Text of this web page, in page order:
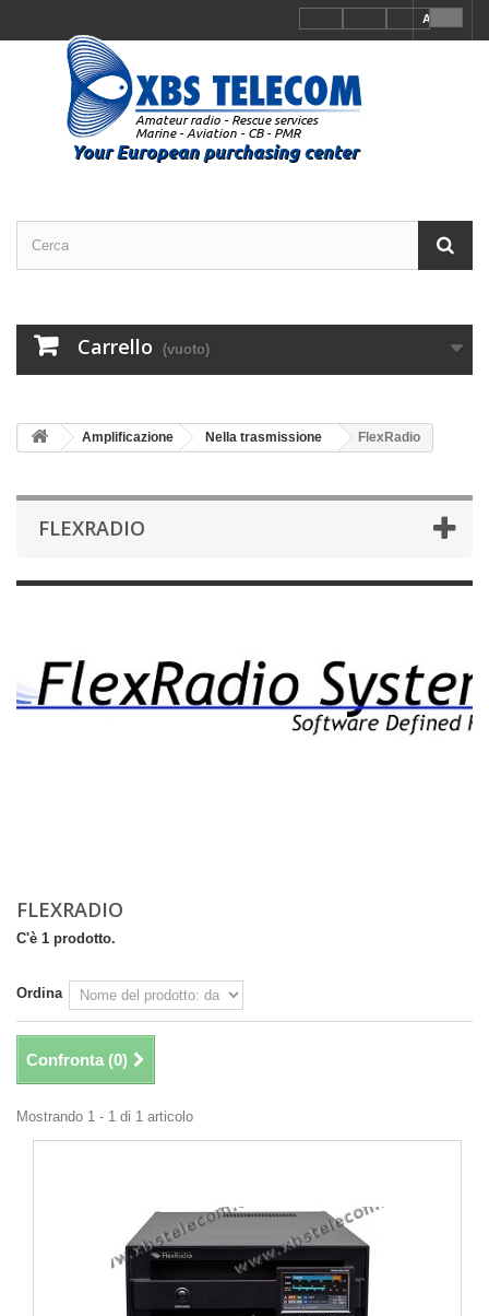
Accedi
Carrello (vuoto)
Amplificazione Nella trasmissione FlexRadio
FLEXRADIO
FLEXRADIO
C'è 1 prodotto.
Ordina
Confronta (0)
Mostrando 1 - 1 di 1 articolo